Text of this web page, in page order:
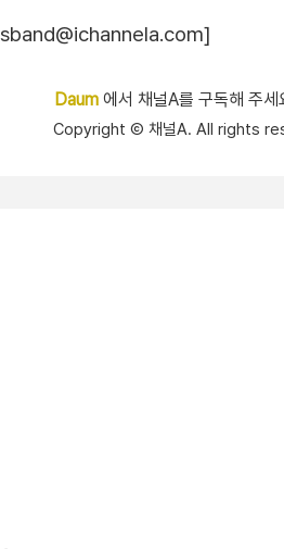
Daum 에서 채널A를 구독해 주세
Copyright Ⓒ 채널A. All rights